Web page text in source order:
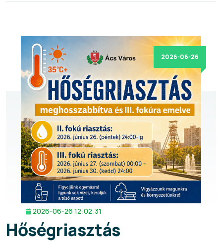
2026-06-26
2026-06-26 12:02:31
Hőségriasztás